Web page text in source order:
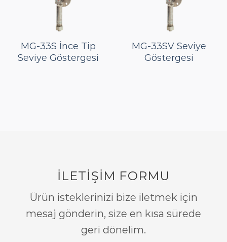
MG-33S İnce Tip
Seviye Göstergesi
MG-33SV Seviye
Göstergesi
İLETİŞİM FORMU
Ürün isteklerinizi bize iletmek için
mesaj gönderin, size en kısa sürede
geri dönelim.